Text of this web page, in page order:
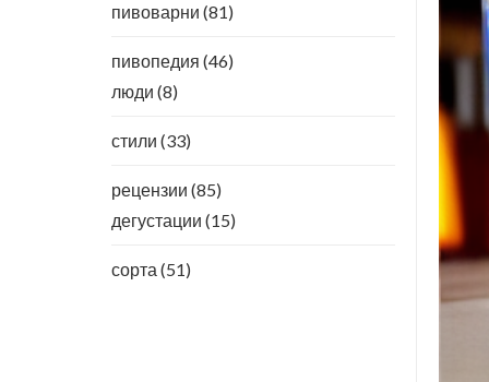
пивоварни (81)
пивопедия (46)
люди (8)
стили (33)
рецензии (85)
дегустации (15)
сорта (51)